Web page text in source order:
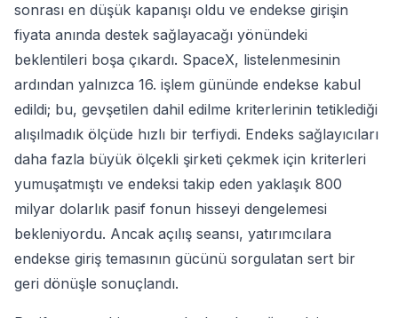
sonrası en düşük kapanışı oldu ve endekse girişin
fiyata anında destek sağlayacağı yönündeki
beklentileri boşa çıkardı. SpaceX, listelenmesinin
ardından yalnızca 16. işlem gününde endekse kabul
edildi; bu, gevşetilen dahil edilme kriterlerinin tetiklediği
alışılmadık ölçüde hızlı bir terfiydi. Endeks sağlayıcıları
daha fazla büyük ölçekli şirketi çekmek için kriterleri
yumuşatmıştı ve endeksi takip eden yaklaşık 800
milyar dolarlık pasif fonun hisseyi dengelemesi
bekleniyordu. Ancak açılış seansı, yatırımcılara
endekse giriş temasının gücünü sorgulatan sert bir
geri dönüşle sonuçlandı.